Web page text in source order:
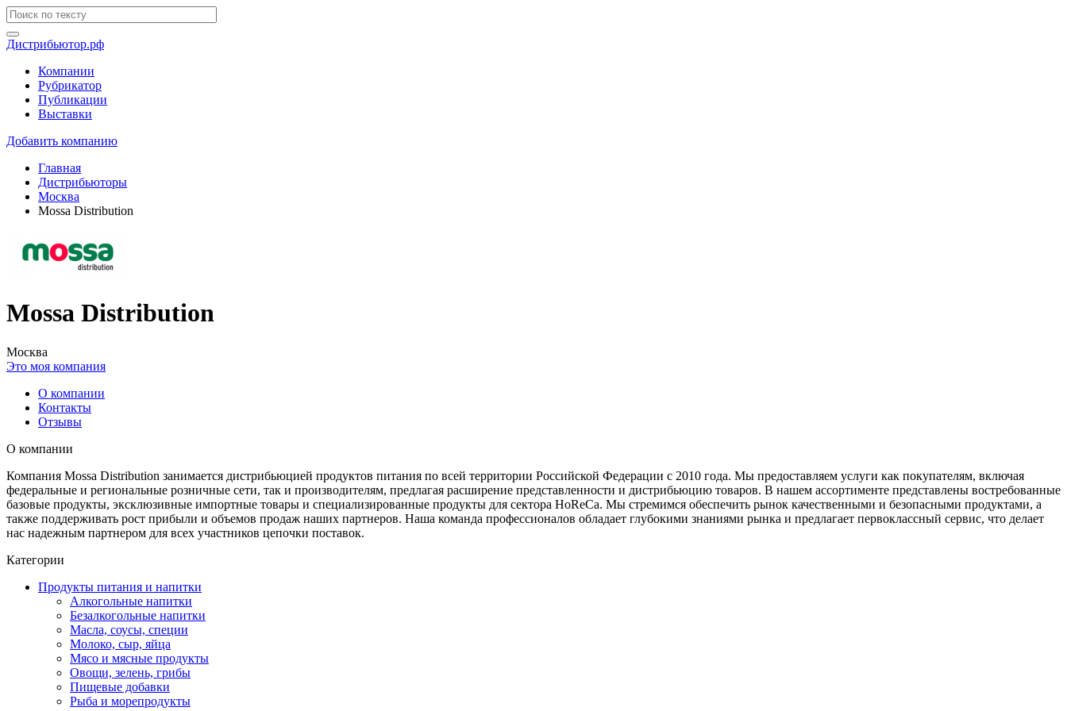
Дистрибьютор.рф
Компании
Рубрикатор
Публикации
Выставки
Добавить компанию
Главная
Дистрибьюторы
Москва
Mossa Distribution
Mossa Distribution
Москва
Это моя компания
О компании
Контакты
Отзывы
О компании
Компания Mossa Distribution занимается дистрибьюцией продуктов питания по всей территории Российской Федерации с 2010 года. Мы предоставляем услуги как покупателям, включая
федеральные и региональные розничные сети, так и производителям, предлагая расширение представленности и дистрибьюцию товаров. В нашем ассортименте представлены востребованные
базовые продукты, эксклюзивные импортные товары и специализированные продукты для сектора HoReCa. Мы стремимся обеспечить рынок качественными и безопасными продуктами, а
также поддерживать рост прибыли и объемов продаж наших партнеров. Наша команда профессионалов обладает глубокими знаниями рынка и предлагает первоклассный сервис, что делает
нас надежным партнером для всех участников цепочки поставок.
Категории
Продукты питания и напитки
Алкогольные напитки
Безалкогольные напитки
Масла, соусы, специи
Молоко, сыр, яйца
Мясо и мясные продукты
Овощи, зелень, грибы
Пищевые добавки
Рыба и морепродукты